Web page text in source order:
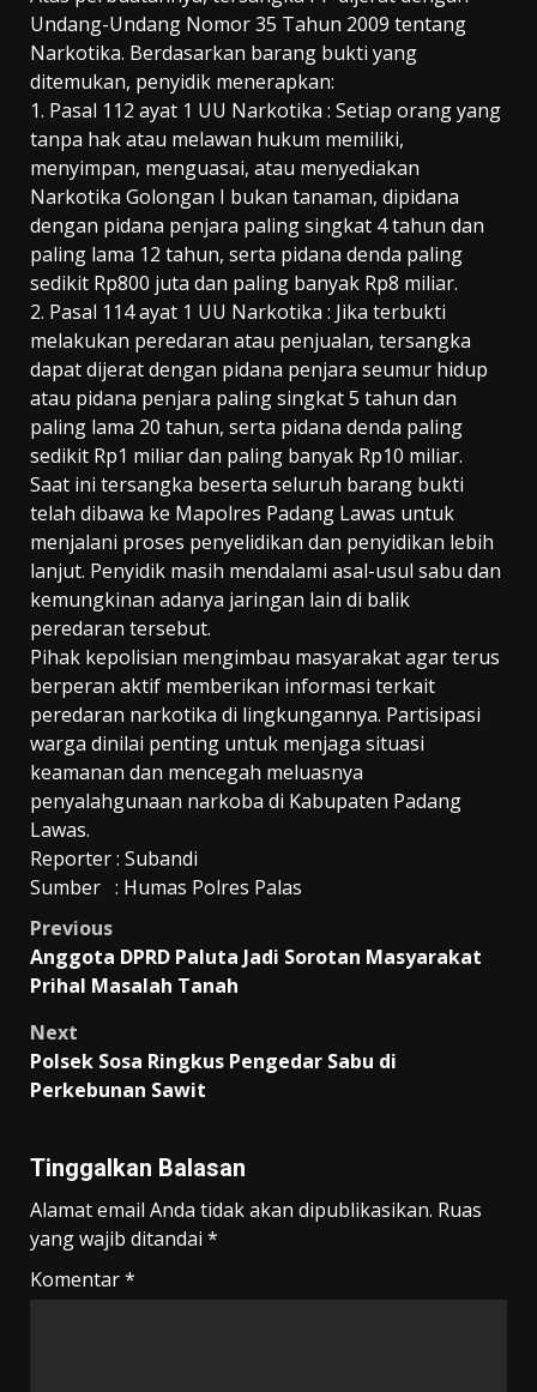
Undang-Undang Nomor 35 Tahun 2009 tentang
Narkotika. Berdasarkan barang bukti yang
ditemukan, penyidik menerapkan:
1. Pasal 112 ayat 1 UU Narkotika : Setiap orang yang
tanpa hak atau melawan hukum memiliki,
menyimpan, menguasai, atau menyediakan
Narkotika Golongan I bukan tanaman, dipidana
dengan pidana penjara paling singkat 4 tahun dan
paling lama 12 tahun, serta pidana denda paling
sedikit Rp800 juta dan paling banyak Rp8 miliar.
2. Pasal 114 ayat 1 UU Narkotika : Jika terbukti
melakukan peredaran atau penjualan, tersangka
dapat dijerat dengan pidana penjara seumur hidup
atau pidana penjara paling singkat 5 tahun dan
paling lama 20 tahun, serta pidana denda paling
sedikit Rp1 miliar dan paling banyak Rp10 miliar.
Saat ini tersangka beserta seluruh barang bukti
telah dibawa ke Mapolres Padang Lawas untuk
menjalani proses penyelidikan dan penyidikan lebih
lanjut. Penyidik masih mendalami asal-usul sabu dan
kemungkinan adanya jaringan lain di balik
peredaran tersebut.
Pihak kepolisian mengimbau masyarakat agar terus
berperan aktif memberikan informasi terkait
peredaran narkotika di lingkungannya. Partisipasi
warga dinilai penting untuk menjaga situasi
keamanan dan mencegah meluasnya
penyalahgunaan narkoba di Kabupaten Padang
Lawas.
Reporter : Subandi
Sumber : Humas Polres Palas
Post
navigation
Previous
Anggota DPRD Paluta Jadi Sorotan Masyarakat
Prihal Masalah Tanah
Next
Polsek Sosa Ringkus Pengedar Sabu di
Perkebunan Sawit
Tinggalkan Balasan
Alamat email Anda tidak akan dipublikasikan. Ruas
yang wajib ditandai *
Komentar*